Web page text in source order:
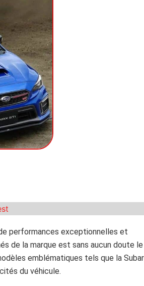
performances exceptionnelles et
de la marque est sans aucun doute le
emblématiques tels que la
du véhicule.